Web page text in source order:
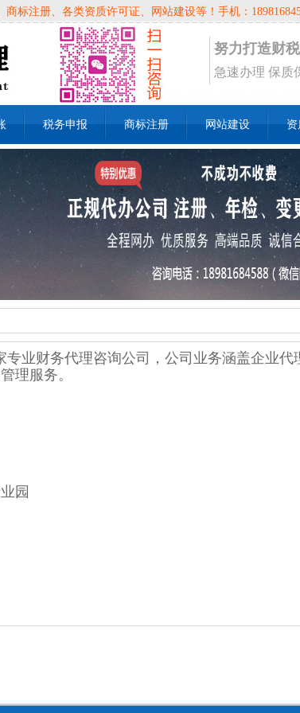
标注册、各类资质许可证、网站建设等！手机：
努力打造财
急速办理 保质
税务申报 商标注册 网站建设
专业财务代理咨询公司，公司业务涵盖企业代
理服务。
园